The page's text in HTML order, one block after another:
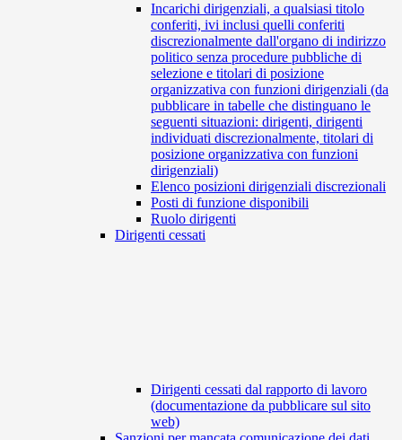
Incarichi dirigenziali, a qualsiasi titolo
conferiti, ivi inclusi quelli conferiti
discrezionalmente dall'organo di indirizzo
politico senza procedure pubbliche di
selezione e titolari di posizione
organizzativa con funzioni dirigenziali (da
pubblicare in tabelle che distinguano le
seguenti situazioni: dirigenti, dirigenti
individuati discrezionalmente, titolari di
posizione organizzativa con funzioni
dirigenziali)
Elenco posizioni dirigenziali discrezionali
Posti di funzione disponibili
Ruolo dirigenti
Dirigenti cessati
Dirigenti cessati dal rapporto di lavoro
(documentazione da pubblicare sul sito
web)